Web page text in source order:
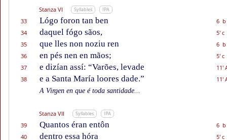
Stanza VI Syllables IPA
33 Lógo foron tan ben
6 b
34
daquel fógo sãos,
5' c
35
que lles non noziu ren
6 b
36
en pés nen en mãos;
5' c
37
e dizían assí: “Varões, levade
11'
38
e a Santa María loores dade.”
11'
A Virgen en que é toda santidade...
Stanza VII Syllables IPA
39 Quantos éran entôn
6 b
40
dentro essa hóra
5' c